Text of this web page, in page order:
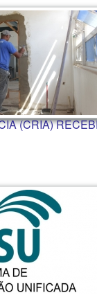
(CRIA)